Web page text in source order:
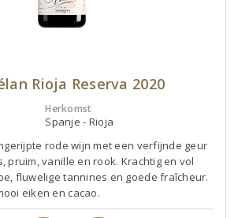
Rioja Reserva 2020
Herkomst
Spanje - Rioja
rode wijn met een verfijnde geur
pruim, vanille en rook. Krachtig en vol
fluwelige tannines en goede fraîcheur.
eiken en cacao.